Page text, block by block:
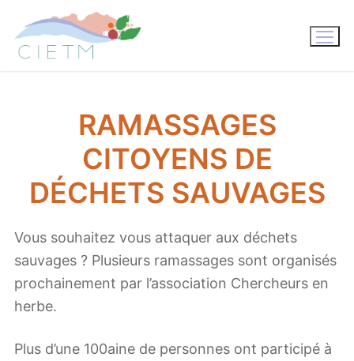
contenu
RAMASSAGES
CITOYENS DE
DÉCHETS SAUVAGES
Vous souhaitez vous attaquer aux déchets
sauvages ? Plusieurs ramassages sont organisés
prochainement par l’association Chercheurs en
herbe.
Plus d’une 100aine de personnes ont participé à